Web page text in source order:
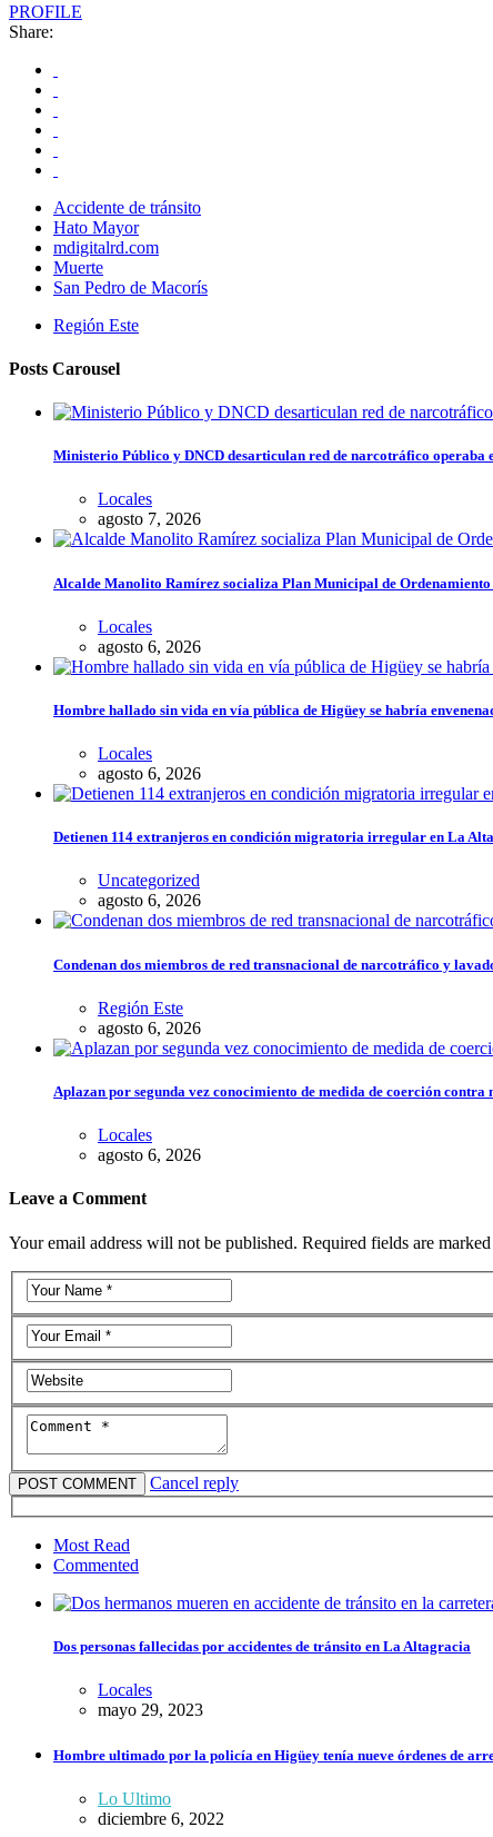
PROFILE
Share:
Accidente de tránsito
Hato Mayor
mdigitalrd.com
Muerte
San Pedro de Macorís
Región Este
Posts Carousel
Ministerio Público y DNCD desarticulan red de narcotráfico operaba
Locales
agosto 7, 2026
Alcalde Manolito Ramírez socializa Plan Municipal de
Locales
agosto 6, 2026
Hombre hallado sin vida en vía pública de Higüey se habría
Locales
agosto 6, 2026
Detienen 114 extranjeros en condición migratoria irregular en La
Uncategorized
agosto 6, 2026
Condenan dos miembros de red transnacional de narcotráfico y
Región Este
agosto 6, 2026
Aplazan por segunda vez conocimiento de medida de coerción
Locales
agosto 6, 2026
Leave a Comment
Your email address will not be published. Required fields are
Cancel reply
Most Read
Commented
Dos personas fallecidas por accidentes de tránsito en La Altagracia
Locales
mayo 29, 2023
Hombre ultimado por la policía en Higüey tenía nueve órdenes de
Lo Ultimo
diciembre 6, 2022